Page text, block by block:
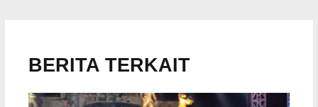
BERITA TERKAIT